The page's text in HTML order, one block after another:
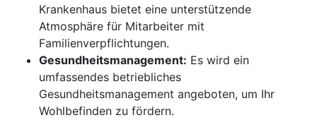
Krankenhaus bietet eine unterstützende
Atmosphäre für Mitarbeiter mit
Familienverpflichtungen.
Gesundheitsmanagement: Es wird ein
umfassendes betriebliches
Gesundheitsmanagement angeboten, um Ihr
Wohlbefinden zu fördern.